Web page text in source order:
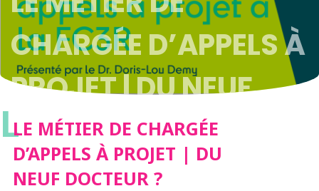
CHARGÉE D’APPELS À
PROJET | DU NEUF
DOCTEUR ?
LLE MÉTIER DE CHARGÉE
D’APPELS À PROJET | DU
NEUF DOCTEUR ?